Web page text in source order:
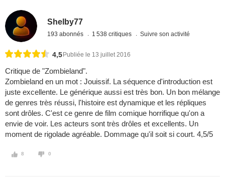
Shelby77
193 abonnés 1 538 critiques Suivre son activité
4,5 Publiée le 13 juillet 2016
Critique de "Zombieland".
Zombieland en un mot : Jouissif. La séquence d'introduction est
juste excellente. Le générique aussi est très bon. Un bon mélange
de genres très réussi, l'histoire est dynamique et les répliques
sont drôles. C'est ce genre de film comique horrifique qu'on a
envie de voir. Les acteurs sont très drôles et excellents. Un
moment de rigolade agréable. Dommage qu'il soit si court. 4,5/5
8 0